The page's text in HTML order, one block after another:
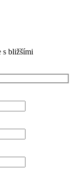
s bližšími